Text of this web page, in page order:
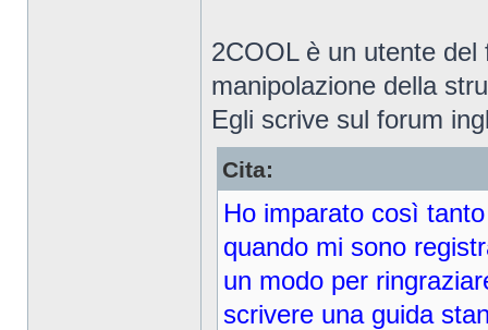
2COOL è un utente
manipolazione della
Egli scrive sul forum
Cita:
Ho imparato così
quando mi sono
un modo per
scrivere una guida